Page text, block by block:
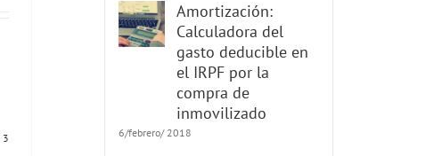
3
Amortización:
Calculadora del
gasto deducible en
el IRPF por la
compra de
inmovilizado
6/febrero/ 2018